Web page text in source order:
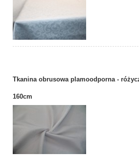
Tkanina obrusowa plamoodporna -
160cm